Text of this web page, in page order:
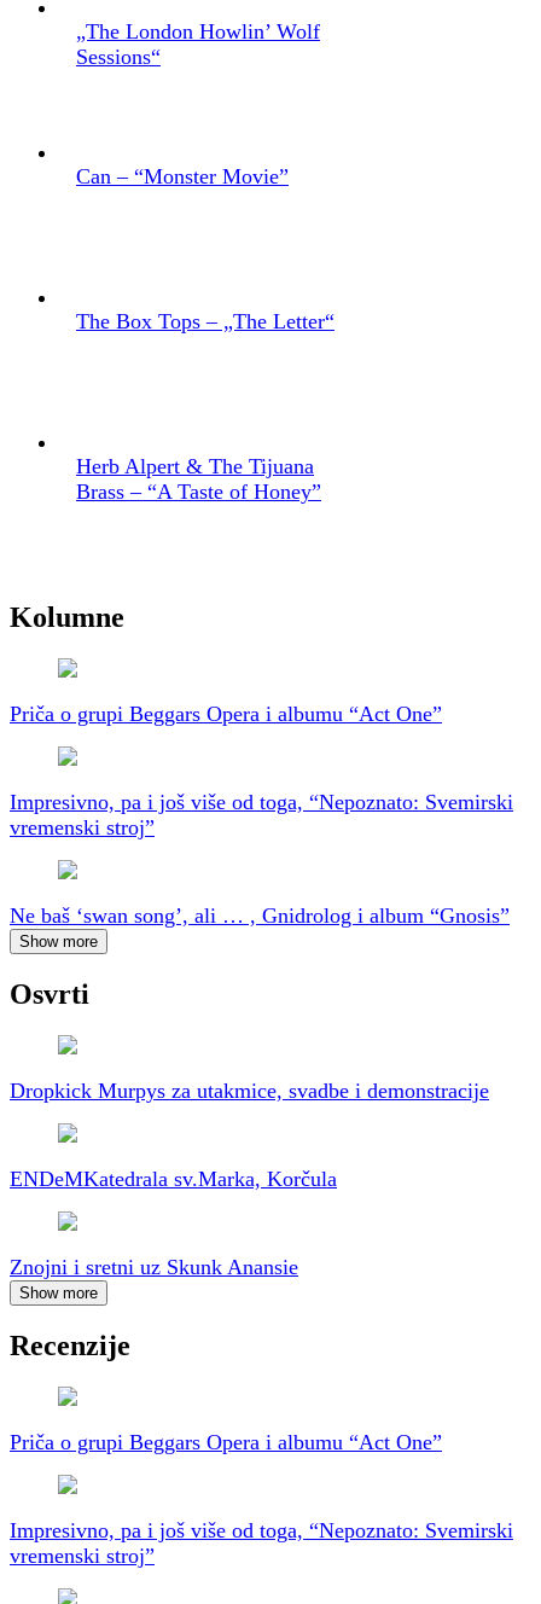
„The London Howlin’ Wolf
Sessions“
Can – “Monster Movie”
The Box Tops – „The Letter“
Herb Alpert & The Tijuana
Brass – “A Taste of Honey”
Kolumne
Priča o grupi Beggars Opera i albumu “Act One”
Impresivno, pa i još više od toga, “Nepoznato: Svemirski
vremenski stroj”
Ne baš ‘swan song’, ali … , Gnidrolog i album “Gnosis”
Show more
Osvrti
Dropkick Murpys za utakmice, svadbe i demonstracije
ENDeMKatedrala sv.Marka, Korčula
Znojni i sretni uz Skunk Anansie
Show more
Recenzije
Priča o grupi Beggars Opera i albumu “Act One”
Impresivno, pa i još više od toga, “Nepoznato: Svemirski
vremenski stroj”